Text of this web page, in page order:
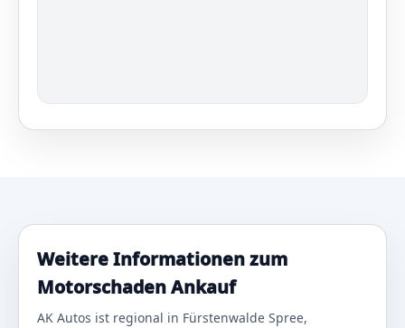
Weitere Informationen zum
Motorschaden Ankauf
AK Autos ist regional in Fürstenwalde Spree,